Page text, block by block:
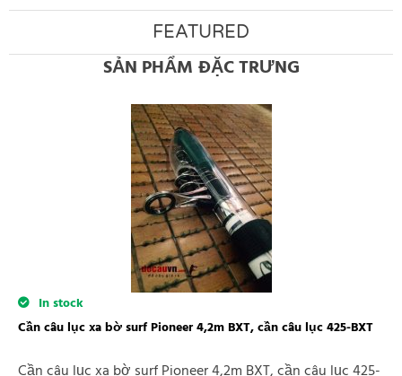
Lưỡi câu lục, lưỡi câu lục dáng móng ngựa 7,8,9,10 tỳ mềm
Lưỡi câu lục, lưỡi câu lục dáng móng ngựa 7,8,9,10 tỳ
mềm
45,000Đ
FEATURED
Mồi nhái giả 2 lưỡi câu cá quả, nhái giả câu lure
Mồi nhái giả 2 lưỡi câu cá quả, nhái giả câu lure
35,000
SẢN PHẨM ĐẶC TRƯNG
In stock
Cần câu lục xa bờ surf Pioneer 4,2m BXT, cần câu lục 425-BXT